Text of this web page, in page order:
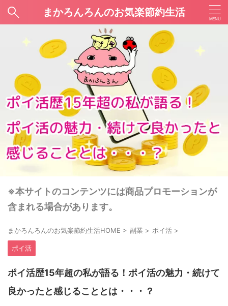
まかろんろんのお気楽節約生活
※本サイトのコンテンツには商品プロモーションが
含まれる場合があります。
まかろんろんのお気楽節約生活HOME > 副業 > ポイ活 >
ポイ活
ポイ活歴15年超の私が語る！ポイ活の魅力・続けて
良かったと感じることとは・・・？